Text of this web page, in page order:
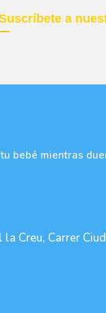
a
bebé mientras
Creu, Carrer